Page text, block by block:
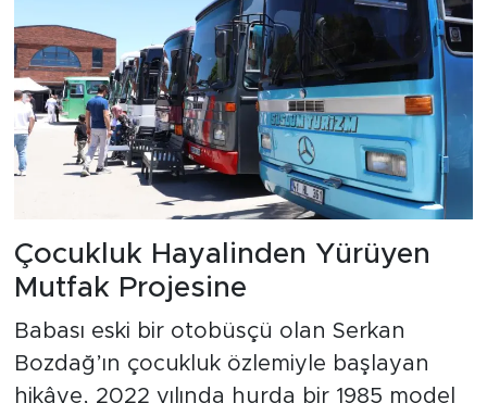
Çocukluk Hayalinden Yürüyen
Mutfak Projesine
Babası eski bir otobüsçü olan Serkan
Bozdağ’ın çocukluk özlemiyle başlayan
hikâye, 2022 yılında hurda bir 1985 model